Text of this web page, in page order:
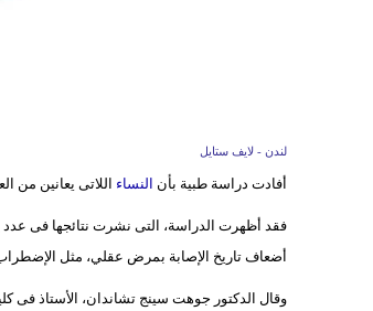
لندن - لايف ستايل
أفادت دراسة طبية بأن النساء اللاتى يعانين من
فقد أظهرت الدراسة، التى نشرت نتائجها فى عدد
أضعاف تاريخ الإصابة بمرض عقلي، مثل
وقال الدكتور جوهت سينج تشاندان، الأستاذ فى